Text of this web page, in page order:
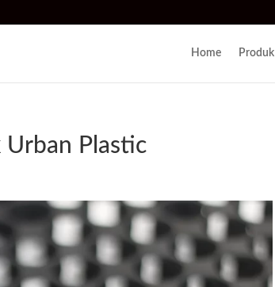
Home Produk
Plastic